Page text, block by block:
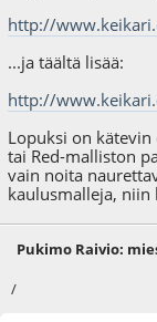
http://
...ja täältä lisää:
http://
Lopuksi on
tai Red-malliston
vain noita
kaulusmalleja, niin
Pukimo Raivio:
/